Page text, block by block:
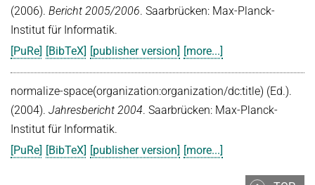
(2006). Bericht 2005/2006. Saarbrücken: Max-Planck-
Institut für Informatik.
[PuRe] [BibTeX] [publisher version] [more...]
normalize-space(organization:organization/dc:title) (Ed.).
(2004). Jahresbericht 2004. Saarbrücken: Max-Planck-
Institut für Informatik.
[PuRe] [BibTeX] [publisher version] [more...]